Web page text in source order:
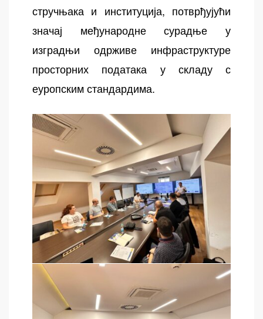
стручњака и институција, потврђујући
значај међународне сурадње у
изградњи одрживе инфраструктуре
просторних података у складу с
еуропским стандардима.